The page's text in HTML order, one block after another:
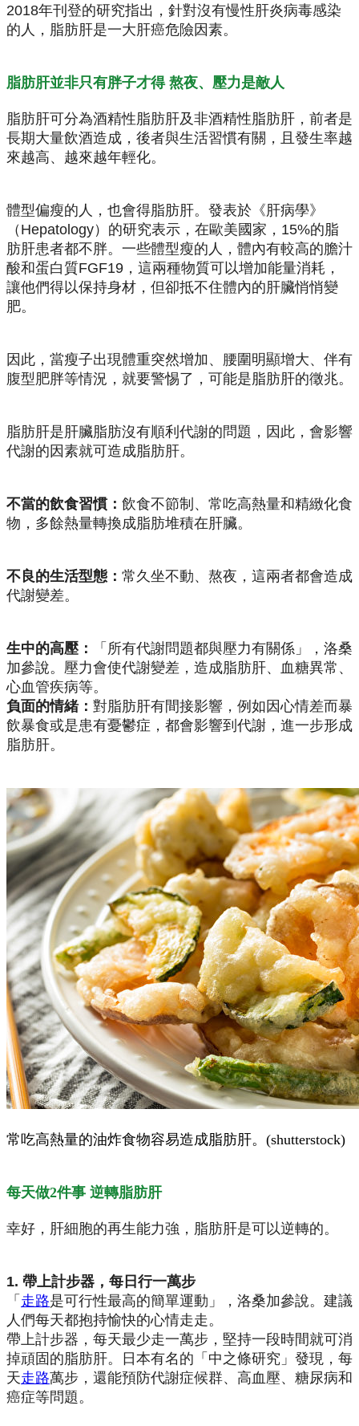
2018年刊登的研究指出，針對沒有慢性肝炎病毒感染
的人，脂肪肝是一大肝癌危險因素。
脂肪肝並非只有胖子才得 熬夜、壓力是敵人
脂肪肝可分為酒精性脂肪肝及非酒精性脂肪肝，前者是
長期大量飲酒造成，後者與生活習慣有關，且發生率越
來越高、越來越年輕化。
體型偏瘦的人，也會得脂肪肝。發表於《肝病學》
（Hepatology）的研究表示，在歐美國家，15%的脂
肪肝患者都不胖。一些體型瘦的人，體內有較高的膽汁
酸和蛋白質FGF19，這兩種物質可以增加能量消耗，
讓他們得以保持身材，但卻抵不住體內的肝臟悄悄變
肥。
因此，當瘦子出現體重突然增加、腰圍明顯增大、伴有
腹型肥胖等情況，就要警惕了，可能是脂肪肝的徵兆。
脂肪肝是肝臟脂肪沒有順利代謝的問題，因此，會影響
代謝的因素就可造成脂肪肝。
不當的飲食習慣： 飲食不節制、常吃高熱量和精緻化食
物，多餘熱量轉換成脂肪堆積在肝臟。
不良的生活型態： 常久坐不動、熬夜，這兩者都會造成
代謝變差。
生中的高壓：
「所有代謝問題都與壓力有關係」，洛桑
加參說。壓力會使代謝變差，造成脂肪肝、血糖異常、
心血管疾病等。
負面的情緒： 對脂肪肝有間接影響，例如因心情差而暴
飲暴食或是患有憂鬱症，都會影響到代謝，進一步形成
脂肪肝。
常吃高熱量的油炸食物容易造成脂肪肝。(shutterstock)
每天做2件事 逆轉脂肪肝
幸好，肝細胞的再生能力強，脂肪肝是可以逆轉的。
1. 帶上計步器，每日行一萬步
「 走路是可行性最高的簡單運動」，洛桑加參說。建議
人們每天都抱持愉快的心情走走。
帶上計步器，每天最少走一萬步，堅持一段時間就可消
掉頑固的脂肪肝。日本有名的「中之條研究」發現，每
天走路萬步，還能預防代謝症候群、高血壓、糖尿病和
癌症等問題。